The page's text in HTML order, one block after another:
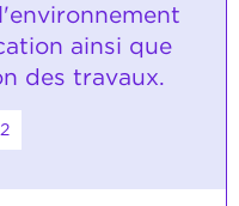
ainsi que
des travaux.